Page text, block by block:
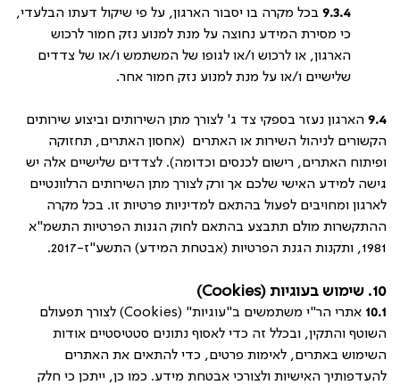
9.3.4 בכל מקרה בו יסבור הארגון, על פי שיקול דעתו הבלעדי,
כי מסירת המידע נחוצה על מנת למנוע נזק חמור לרכוש
הארגון, או לרכוש ו/או לגופו של המשתמש ו/או של צדדים
שלישיים ו/או על מנת למנוע נזק חמור אחר.
9.4 הארגון נעזר בספקי צד ג' לצורך מתן השירותים וביצוע שירותים
הקשורים לניהול השירות או האתרים (אחסון האתרים, תחזוקה
ופיתוח האתרים, רישום לכנסים וכדומה). לצדדים שלישיים אלה יש
גישה למידע האישי שלכם אך ורק לצורך מתן השירותים הרלוונטיים
לארגון ומחויבים לפעול בהתאם למדיניות פרטיות זו. בכל מקרה
ההתקשרות מולם תתבצע בהתאם לחוק הגנות הפרטיות התשמ"א
1981, ותקנות הגנת הפרטיות (אבטחת המידע) התשע"ז-2017.
10. שימוש בעוגיות ( Cookies
)
10.1 אתרי הר"י משתמשים ב"עוגיות" (Cookies) לצורך תפעולם
השוטף והתקין, ובכלל זה כדי לאסוף נתונים סטטיסטיים אודות
השימוש באתרים, לאימות פרטים, כדי להתאים את האתרים
להעדפותיך האישיות ולצורכי אבטחת מידע. כמו כן, ייתכן כי חלק